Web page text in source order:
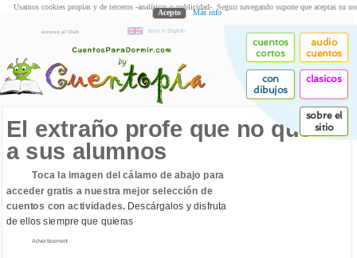
acceso al Club story in English
cuentos
cortos
audio
cuentos
con
dibujos
clasicos
sobre el
sitio
El extraño profe que no quería
a sus alumnos
Toca la imagen del cálamo de abajo para
acceder gratis a nuestra mejor selección de
cuentos con actividades.Descárgalos y disfruta
de ellos siempre que quieras
Advertisement
Usamos cookies propias y de terceros -analíticas y publicidad-. Seguir navegando supone que aceptas su
Acepto Más info